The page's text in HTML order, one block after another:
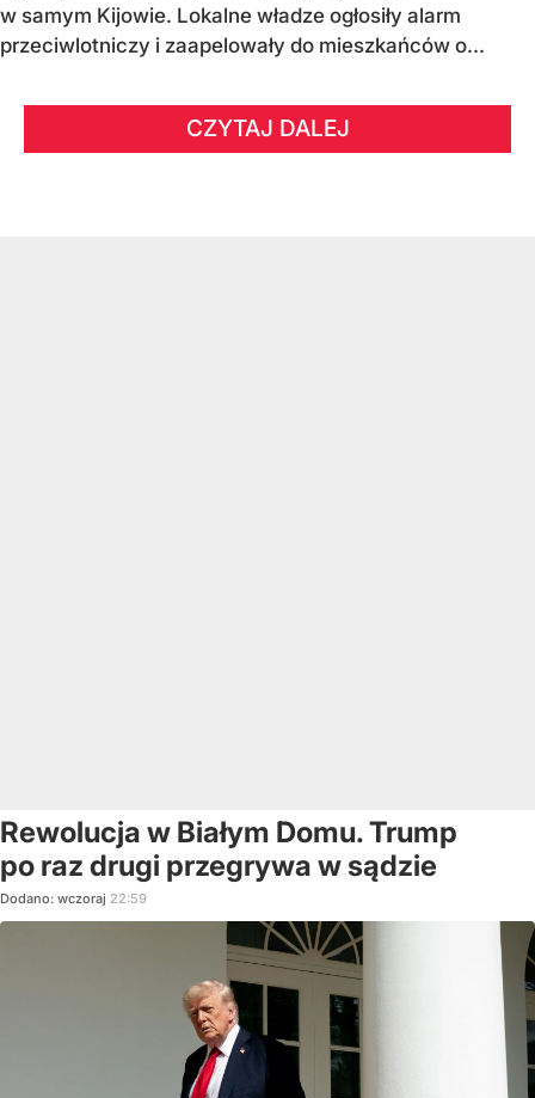
w samym Kijowie. Lokalne władze ogłosiły alarm
przeciwlotniczy i zaapelowały do mieszkańców o...
CZYTAJ DALEJ
Rewolucja w Białym Domu. Trump
po raz drugi przegrywa w sądzie
Dodano: wczoraj 22:59